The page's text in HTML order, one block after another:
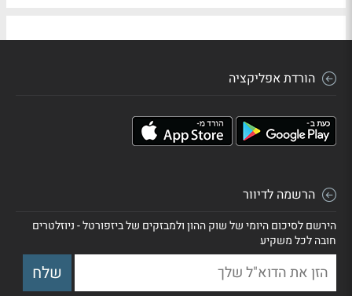
הורדת אפליקציה
הרשמה לדיוור
הירשם לסיכום היומי של שוק ההון ולמבזקים של ביזפורטל - ניוזלטרים
חובה לכל משקיע